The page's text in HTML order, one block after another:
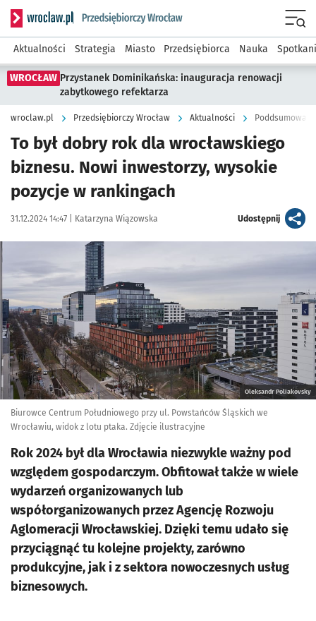
Serwis informacyjny wroclaw.pl podserwis: Strategia
Aktualności Strategia Miasto Przedsiębiorca Nauka
WROCŁAW Przystanek Dominikańska: inauguracja renowacji
zabytkowego refektarza
wroclaw.pl Przedsiębiorczy Wrocław Aktualności
To był dobry rok dla wrocławskiego
biznesu. Nowi inwestorzy, wysokie
pozycje w rankingach
Data publikacji:
31.12.2024 14:47 | Autor:
Katarzyna Wiązowska Udostępnijartykuł
Kliknij, aby powiększyć
Oleksandr Poliakovsky
Biurowce Centrum Południowego przy ul. Powstańców Śląskich we
Wrocławiu, widok z lotu ptaka. Zdjęcie ilustracyjne
Rok 2024 był dla Wrocławia niezwykle ważny pod
względem gospodarczym. Obfitował także w wiele
wydarzeń organizowanych lub
współorganizowanych przez Agencję Rozwoju
Aglomeracji Wrocławskiej. Dzięki temu udało się
przyciągnąć tu kolejne projekty, zarówno
produkcyjne, jak i z sektora nowoczesnych usług
biznesowych.